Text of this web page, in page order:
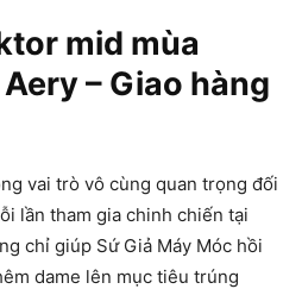
mid mùa
– Giao hàng
vai trò vô cùng quan trọng đối
lần tham gia chinh chiến tại
chỉ giúp Sứ Giả Máy Móc hồi
dame lên mục tiêu trúng